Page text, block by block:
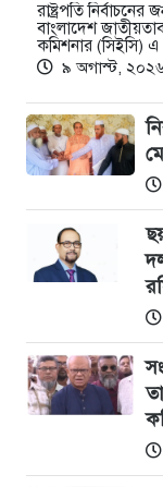
রাষ্ট্রপতি
বাংলাদেশ
কমিশনার (সিইসি)
৯ অগাস্ট,